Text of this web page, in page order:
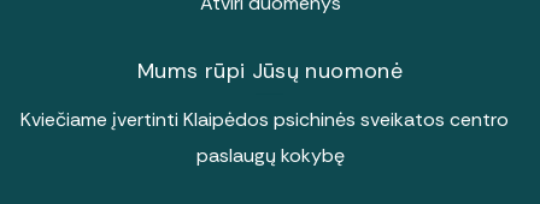
Mums rūpi Jūsų nuomonė
Kviečiame įvertinti Klaipėdos psichinės sveikatos centro
paslaugų kokybę